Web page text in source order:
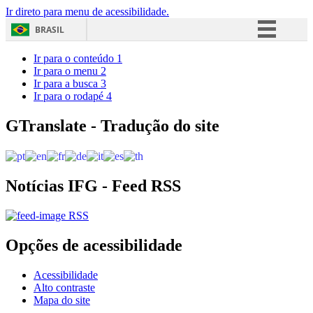
Ir direto para menu de acessibilidade.
BRASIL
Acesso à informação
Ir para o conteúdo 1
Ir para o menu 2
Ir para a busca 3
Ir para o rodapé 4
GTranslate - Tradução do site
Notícias IFG - Feed RSS
RSS
Opções de acessibilidade
Acessibilidade
Alto contraste
Mapa do site